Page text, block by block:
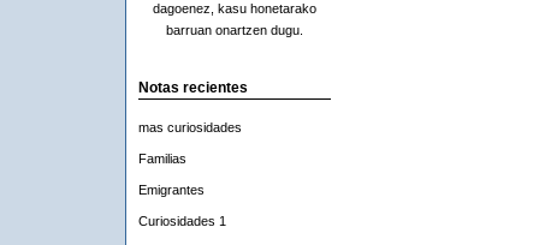
dagoenez, kasu honetarako
barruan onartzen dugu.
Notas recientes
mas curiosidades
Familias
Emigrantes
Curiosidades 1